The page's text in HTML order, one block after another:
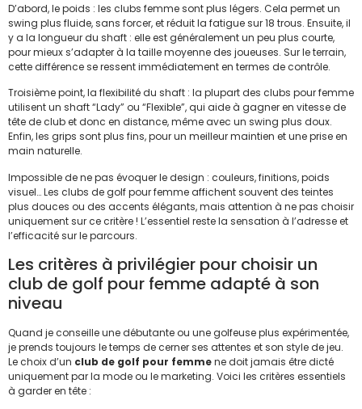
D’abord, le poids : les clubs femme sont plus légers. Cela permet un
swing plus fluide, sans forcer, et réduit la fatigue sur 18 trous. Ensuite, il
y a la longueur du shaft : elle est généralement un peu plus courte,
pour mieux s’adapter à la taille moyenne des joueuses. Sur le terrain,
cette différence se ressent immédiatement en termes de contrôle.
Troisième point, la flexibilité du shaft : la plupart des clubs pour femme
utilisent un shaft “Lady” ou “Flexible”, qui aide à gagner en vitesse de
tête de club et donc en distance, même avec un swing plus doux.
Enfin, les grips sont plus fins, pour un meilleur maintien et une prise en
main naturelle.
Impossible de ne pas évoquer le design : couleurs, finitions, poids
visuel… Les clubs de golf pour femme affichent souvent des teintes
plus douces ou des accents élégants, mais attention à ne pas choisir
uniquement sur ce critère ! L’essentiel reste la sensation à l’adresse et
l’efficacité sur le parcours.
Les critères à privilégier pour choisir un
club de golf pour femme adapté à son
niveau
Quand je conseille une débutante ou une golfeuse plus expérimentée,
je prends toujours le temps de cerner ses attentes et son style de jeu.
Le choix d’un club de golf pour femmene doit jamais être dicté
uniquement par la mode ou le marketing. Voici les critères essentiels
à garder en tête :